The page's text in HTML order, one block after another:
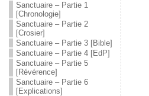
Sanctuaire – Partie 1
[Chronologie]
Sanctuaire – Partie 2
[Crosier]
Sanctuaire – Partie 3 [Bible]
Sanctuaire – Partie 4 [EdP]
Sanctuaire – Partie 5
[Révérence]
Sanctuaire – Partie 6
[Explications]